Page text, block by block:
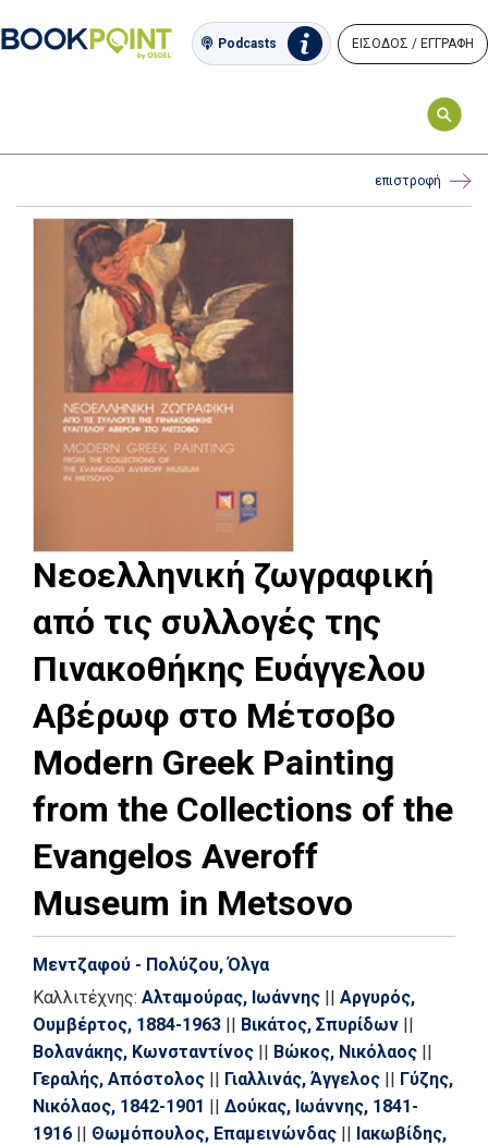
Podcasts ΕΙΣΟΔΟΣ / ΕΓΓΡΑΦΗ
επιστροφή
Νεοελληνική ζωγραφική
από τις συλλογές της
Πινακοθήκης Ευάγγελου
Αβέρωφ στο Μέτσοβο
Modern Greek Painting
from the Collections of the
Evangelos Averoff
Museum in Metsovo
Μεντζαφού - Πολύζου, Όλγα
Καλλιτέχνης: Αλταμούρας, Ιωάννης || Αργυρός,
Ουμβέρτος, 1884-1963 || Βικάτος, Σπυρίδων ||
Βολανάκης, Κωνσταντίνος || Βώκος, Νικόλαος ||
Γεραλής, Απόστολος || Γιαλλινάς, Άγγελος || Γύζης,
Νικόλαος, 1842-1901 || Δούκας, Ιωάννης, 1841-
1916 || Θωμόπουλος, Επαμεινώνδας || Ιακωβίδης,